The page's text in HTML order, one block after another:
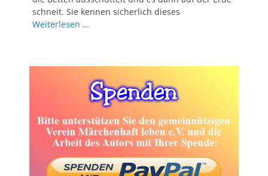
schneit. Sie kennen sicherlich dieses
Weiterlesen …